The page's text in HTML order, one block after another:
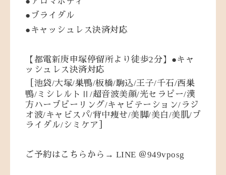
● ブライダル
● キャッシュレス決済対応
【都電新庚申塚停留所より徒歩2分】 ●キャ
ッシュレス決済対応
［池袋/大塚/巣鴨/板橋/駒込/王子/千石/西巣
鴨/ ミシレルト Ⅱ/超音波美顔/光セラピー/漢
方ハーブピーリング /キャビテーション/ ラジ
オ波/キャビスパ/背中痩せ/美脚/美白/美肌/ブ
ライダル/シミケア］
ご予約はこちらから → LINE ＠949vposg